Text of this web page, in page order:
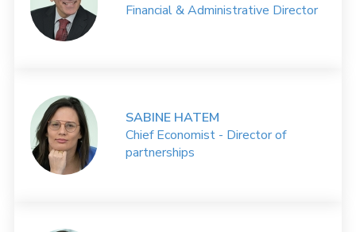
Financial & Administrative Director
SABINE HATEM
Chief Economist - Director of
partnerships